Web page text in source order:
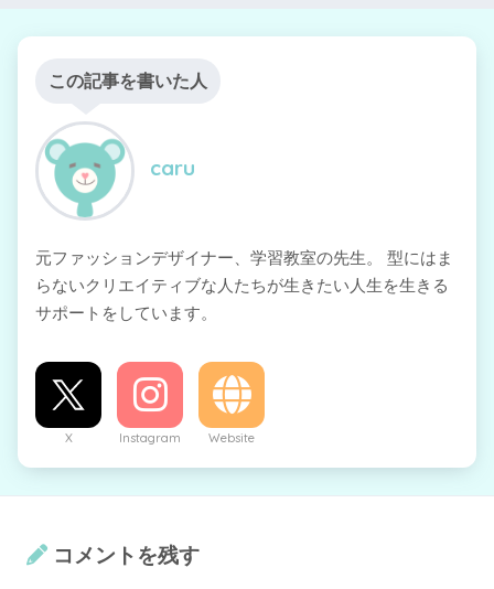
この記事を書いた人
caru
元ファッションデザイナー、学習教室の先生。 型にはま
らないクリエイティブな人たちが生きたい人生を生きる
サポートをしています。
X Instagram Website
コメントを残す